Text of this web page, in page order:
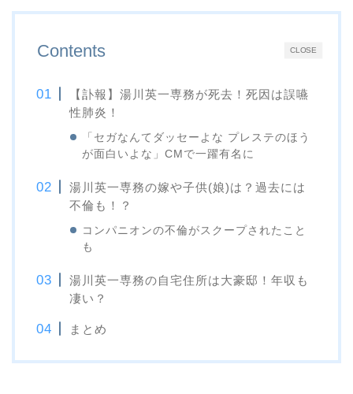
CLOSE
Contents
【訃報】湯川英一専務が死去！死因は誤嚥
性肺炎！
「セガなんてダッセーよな プレステのほう
が面白いよな」CMで一躍有名に
湯川英一専務の嫁や子供(娘)は？過去には
不倫も！？
コンパニオンの不倫がスクープされたこと
も
湯川英一専務の自宅住所は大豪邸！年収も
凄い？
まとめ